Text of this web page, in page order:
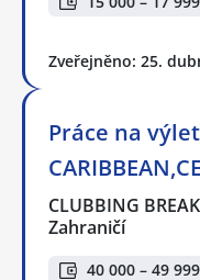
Zveřejněno: 25.
Práce na
CLUBBING
Zahraničí
40 000 – 49